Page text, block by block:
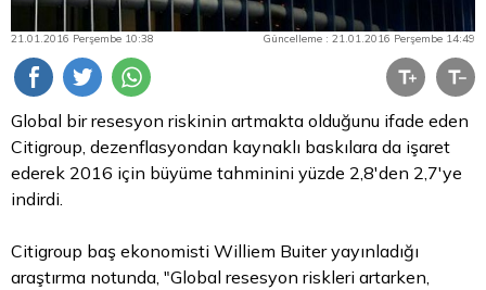
21.01.2016 Perşembe 10:38 Güncelleme : 21.01.2016 Perşembe 14:49
Global bir resesyon riskinin artmakta olduğunu ifade eden
Citigroup, dezenflasyondan kaynaklı baskılara da işaret
ederek 2016 için büyüme tahminini yüzde 2,8'den 2,7'ye
indirdi.
Citigroup baş ekonomisti Williem Buiter yayınladığı
araştırma notunda, "Global resesyon riskleri artarken,